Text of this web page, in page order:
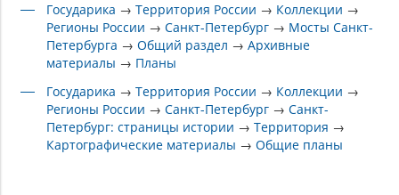
Государика →Территория России → Коллекции →
Регионы России →Санкт-Петербург → Мосты Санкт-
Петербурга →Общий раздел →Архивные
материалы → Планы
Государика →Территория России → Коллекции →
Регионы России →Санкт-Петербург →Санкт-
Петербург: страницы истории →Территория →
Картографические материалы →Общие планы